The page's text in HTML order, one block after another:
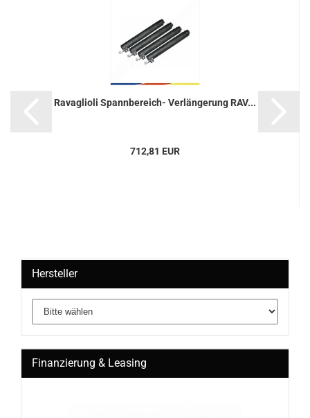
Ra­vaglio­li Spannbereich-​​ Ver­län­ge­rung RAV...
712,81 EUR
Hersteller
Finanzierung & Leasing